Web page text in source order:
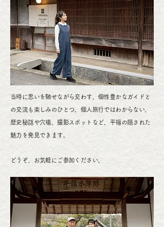
当時に思いを馳せながら交わす、個性豊かなガイドと
の交流も楽しみのひとつ。個人旅行ではわからない、
歴史秘話や穴場、撮影スポットなど、平福の隠された
魅力を発見できます。
どうぞ、お気軽にご参加ください。